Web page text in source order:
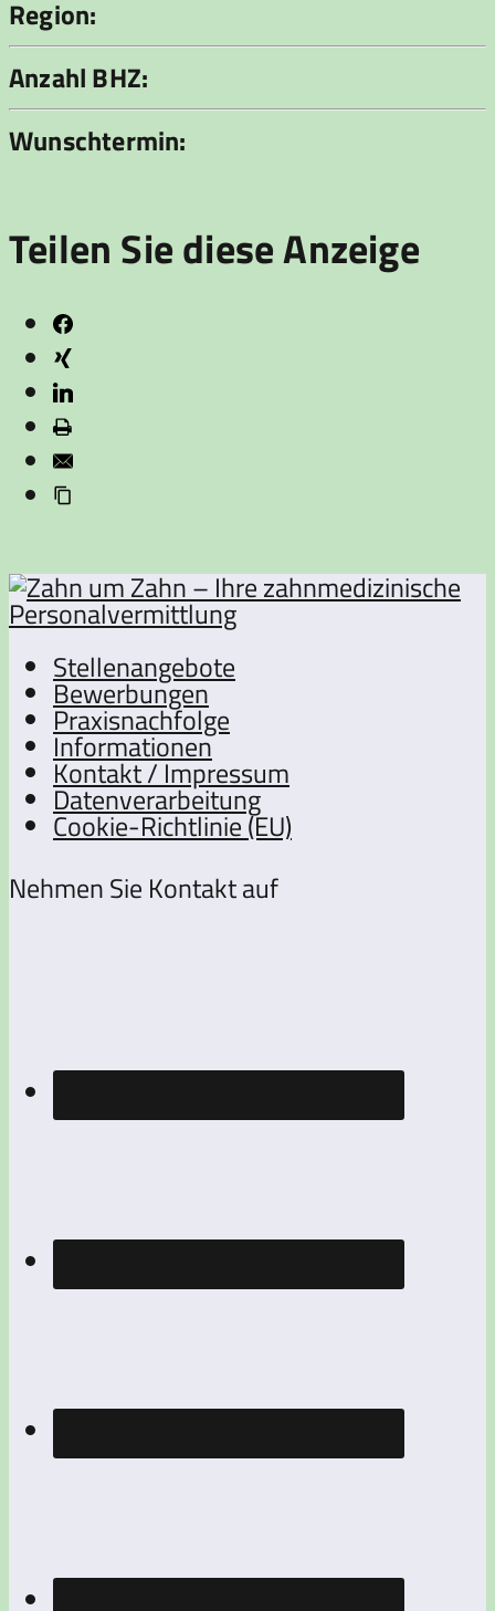
Region:
Anzahl BHZ:
Wunschtermin:
Teilen Sie diese Anzeige
Stellenangebote
Bewerbungen
Praxisnachfolge
Informationen
Kontakt / Impressum
Datenverarbeitung
Cookie-Richtlinie (EU)
Nehmen Sie Kontakt auf